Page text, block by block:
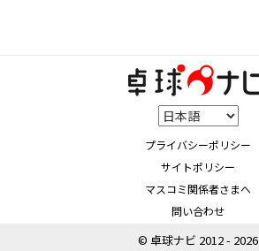
プライバシーポリシー
サイトポリシー
マスコミ関係者さまへ
問い合わせ
© 卓球ナビ 2012 - 2026